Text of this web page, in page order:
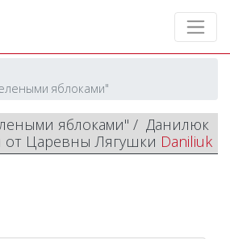
яблоками"
яблоками" / Данилюк
от Царевны Лягушки Daniliuk